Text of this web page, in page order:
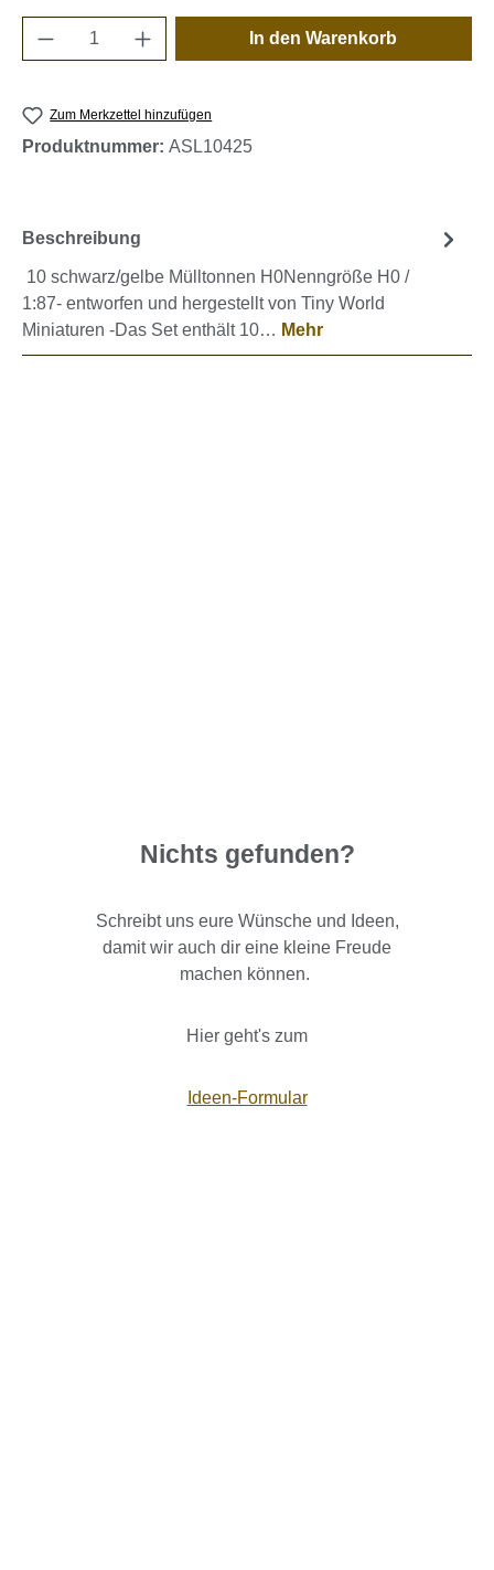
Produkt Anzahl: Gib den gewünschten
In den Warenkorb
Zum Merkzettel hinzufügen
Produktnummer: ASL10425
Beschreibung
10 schwarz/gelbe Mülltonnen H0Nenngröße H0 /
1:87- entworfen und hergestellt von Tiny World
Miniaturen -Das Set enthält 10… Mehr
Nichts gefunden?
Schreibt uns eure Wünsche und Ideen,
damit wir auch dir eine kleine Freude
machen können.
Hier geht's zum
Ideen-Formular